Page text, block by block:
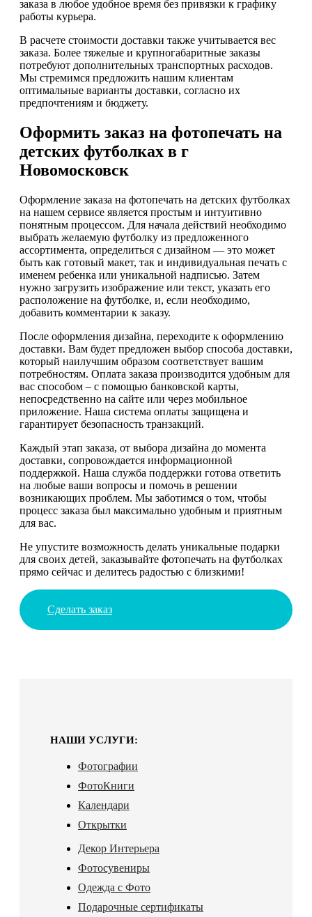
заказа в любое удобное время без привязки к графику
работы курьера.
В расчете стоимости доставки также учитывается вес
заказа. Более тяжелые и крупногабаритные заказы
потребуют дополнительных транспортных расходов.
Мы стремимся предложить нашим клиентам
оптимальные варианты доставки, согласно их
предпочтениям и бюджету.
Оформить заказ на фотопечать на
детских футболках в г
Новомосковск
Оформление заказа на фотопечать на детских футболках
на нашем сервисе является простым и интуитивно
понятным процессом. Для начала действий необходимо
выбрать желаемую футболку из предложенного
ассортимента, определиться с дизайном — это может
быть как готовый макет, так и индивидуальная печать с
именем ребенка или уникальной надписью. Затем
нужно загрузить изображение или текст, указать его
расположение на футболке, и, если необходимо,
добавить комментарии к заказу.
После оформления дизайна, переходите к оформлению
доставки. Вам будет предложен выбор способа доставки,
который наилучшим образом соответствует вашим
потребностям. Оплата заказа производится удобным для
вас способом – с помощью банковской карты,
непосредственно на сайте или через мобильное
приложение. Наша система оплаты защищена и
гарантирует безопасность транзакций.
Каждый этап заказа, от выбора дизайна до момента
доставки, сопровождается информационной
поддержкой. Наша служба поддержки готова ответить
на любые ваши вопросы и помочь в решении
возникающих проблем. Мы заботимся о том, чтобы
процесс заказа был максимально удобным и приятным
для вас.
Не упустите возможность делать уникальные подарки
для своих детей, заказывайте фотопечать на футболках
прямо сейчас и делитесь радостью с близкими!
Сделать заказ
НАШИ УСЛУГИ:
Фотографии
ФотоКниги
Календари
Открытки
Декор Интерьера
Фотосувениры
Одежда с Фото
Подарочные сертификаты